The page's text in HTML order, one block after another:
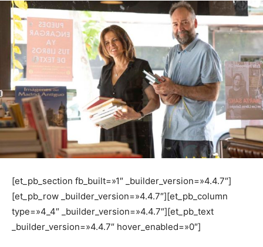
[et_pb_section fb_built=»1″ _builder_version=»4.4.7″]
[et_pb_row _builder_version=»4.4.7″][et_pb_column
type=»4_4″ _builder_version=»4.4.7″][et_pb_text
_builder_version=»4.4.7″ hover_enabled=»0″]